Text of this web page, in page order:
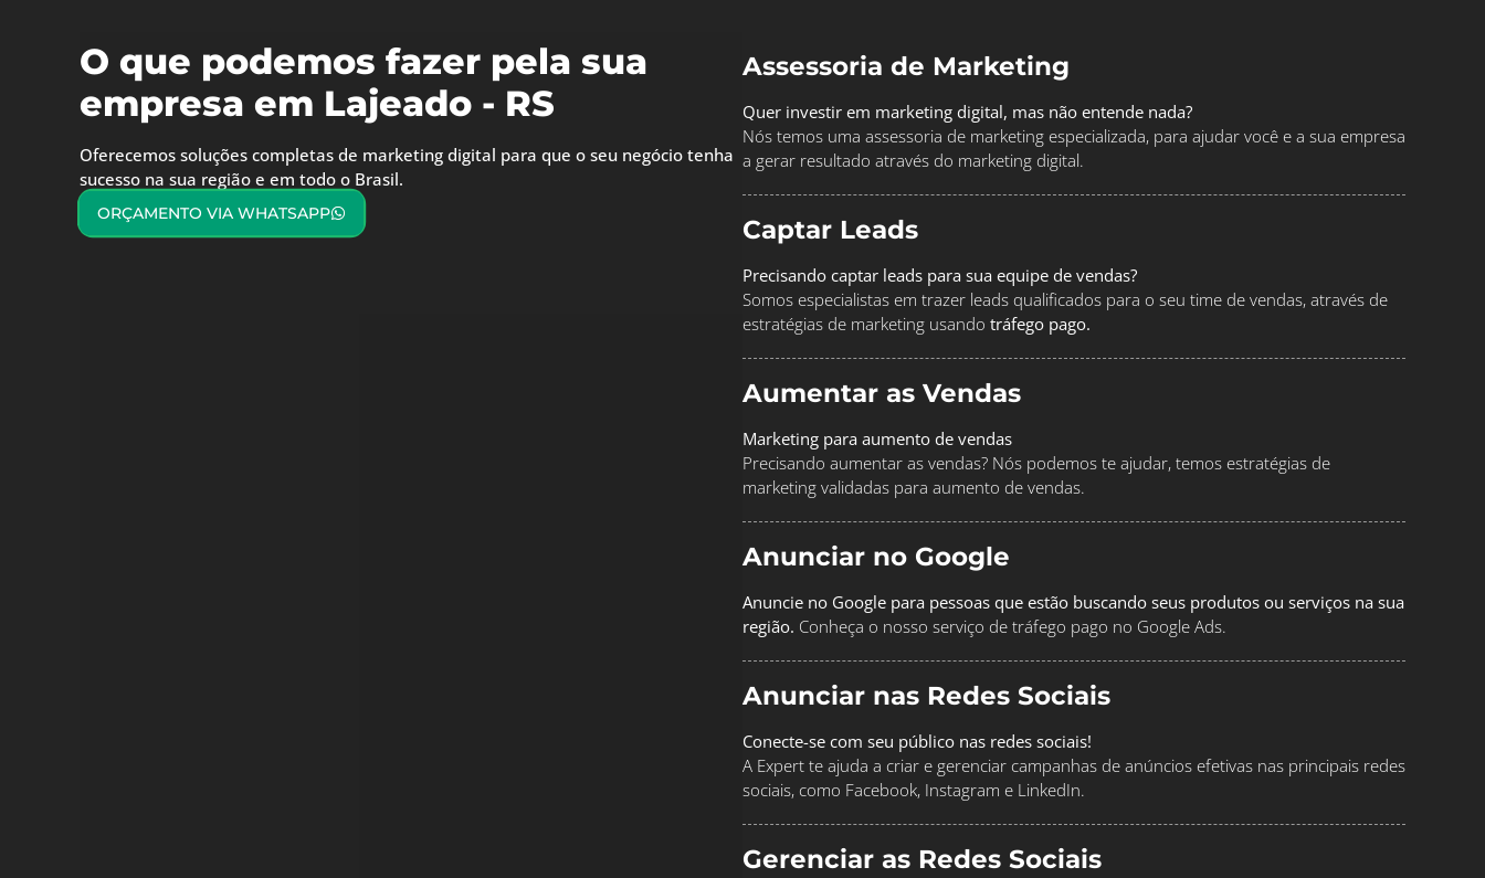
O que podemos fazer pela sua
empresa em Lajeado - RS
Oferecemos soluções completas de marketing digital para que o seu negócio tenha
sucesso na sua região e em todo o Brasil.
ORÇAMENTO VIA WHATSAPP
Assessoria de Marketing
Quer investir em marketing digital, mas não entende nada?
Nós temos uma assessoria de marketing especializada, para ajudar você e a sua empresa
a gerar resultado através do marketing digital.
Captar Leads
Precisando captar leads para sua equipe de vendas?
Somos especialistas em trazer leads qualificados para o seu time de vendas, através de
estratégias de marketing usando tráfego pago.
Aumentar as Vendas
Marketing para aumento de vendas
Precisando aumentar as vendas? Nós podemos te ajudar, temos estratégias de
marketing validadas para aumento de vendas.
Anunciar no Google
Anuncie no Google para pessoas que estão buscando seus produtos ou serviços na sua
região. Conheça o nosso serviço de tráfego pago no Google Ads.
Anunciar nas Redes Sociais
Conecte-se com seu público nas redes sociais!
A Expert te ajuda a criar e gerenciar campanhas de anúncios efetivas nas principais redes
sociais, como Facebook, Instagram e LinkedIn.
Gerenciar as Redes Sociais